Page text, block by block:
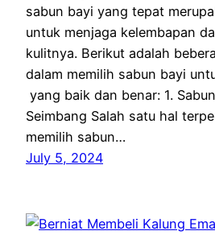
sabun bayi yang tepat
untuk menjaga kelembapan
kulitnya. Berikut adalah
dalam memilih sabun bayi
yang baik dan benar: 1.
Seimbang Salah satu hal
memilih sabun…
July 5, 2024